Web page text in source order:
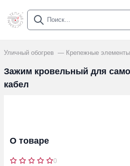
Уличный обогрев Крепежные элементы
Зажим кровельный для
кабел
О товаре
0